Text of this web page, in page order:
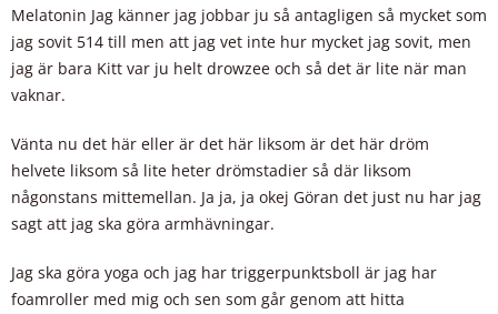
Melatonin Jag känner jag jobbar ju så antagligen så mycket som
jag sovit 514 till men att jag vet inte hur mycket jag sovit, men
jag är bara Kitt var ju helt drowzee och så det är lite när man
vaknar.
Vänta nu det här eller är det här liksom är det här dröm
helvete liksom så lite heter drömstadier så där liksom
någonstans mittemellan. Ja ja, ja okej Göran det just nu har jag
sagt att jag ska göra armhävningar.
Jag ska göra yoga och jag har triggerpunktsboll är jag har
foamroller med mig och sen som går genom att hitta